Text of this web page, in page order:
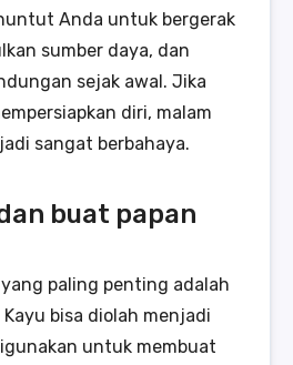
Anda untuk bergerak
sumber daya, dan
sejak awal. Jika
diri, malam
sangat berbahaya.
buat papan
paling penting adalah
bisa diolah menjadi
untuk membuat